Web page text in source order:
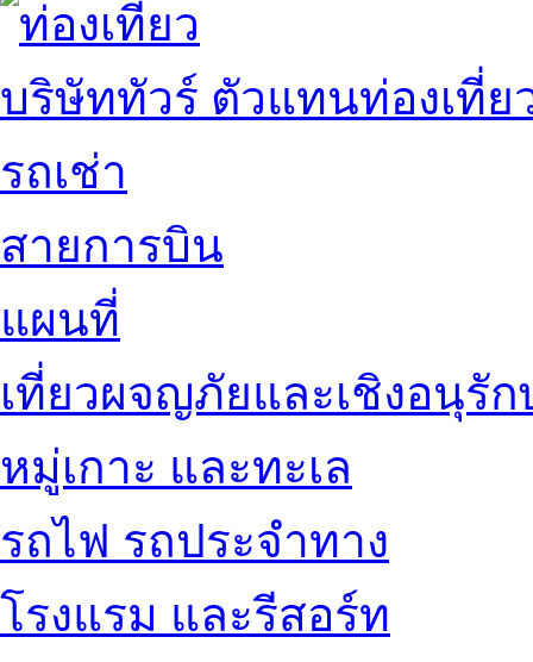
บริษัททัวร์ ตัวแทนท่องเที่ย
รถเช่า
สายการบิน
แผนที่
เที่ยวผจญภัยและเชิงอนุรัก
หมู่เกาะ และทะเล
รถไฟ รถประจำทาง
โรงแรม และรีสอร์ท